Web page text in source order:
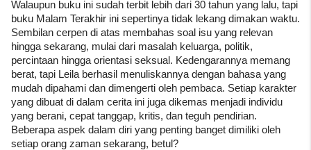
Walaupun buku ini sudah terbit lebih dari 30 tahun yang lalu, tapi
buku Malam Terakhir ini sepertinya tidak lekang dimakan waktu.
Sembilan cerpen di atas membahas soal isu yang relevan
hingga sekarang, mulai dari masalah keluarga, politik,
percintaan hingga orientasi seksual. Kedengarannya memang
berat, tapi Leila berhasil menuliskannya dengan bahasa yang
mudah dipahami dan dimengerti oleh pembaca. Setiap karakter
yang dibuat di dalam cerita ini juga dikemas menjadi individu
yang berani, cepat tanggap, kritis, dan teguh pendirian.
Beberapa aspek dalam diri yang penting banget dimiliki oleh
setiap orang zaman sekarang, betul?